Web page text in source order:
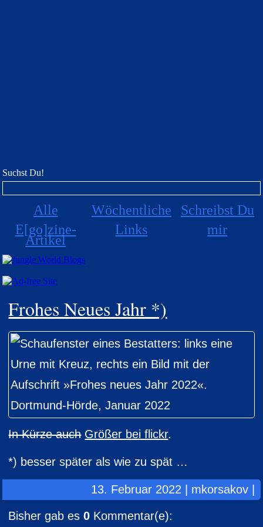
Frohes Neues Jahr *)
In Kürze auch Größer bei flickr.
*) besser später als wie zu spät …
13. Februar 2022 | mkorsakov |
Bisher gab es0 Kommentar(e):
Suchst Du!
Alle
E[go]zine-
Artikel
Wöchentliche
Links
Schreibst Du
mir